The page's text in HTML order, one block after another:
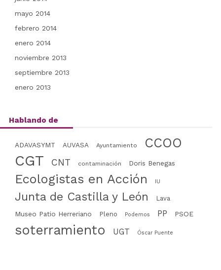
mayo 2014
febrero 2014
enero 2014
noviembre 2013
septiembre 2013
enero 2013
Hablando de
ADAVASYMT AUVASA Ayuntamiento CCOO
CGT CNT contaminación Doris Benegas
Ecologistas en Acción IU
Junta de Castilla y León Lava
Museo Patio Herreriano Pleno Podemos PP PSOE
soterramiento UGT Óscar Puente